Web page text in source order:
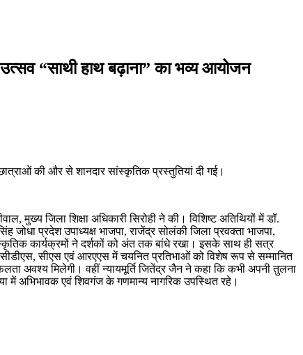
“साथी हाथ बढ़ाना” का भव्य आयोजन
की और से शानदार सांस्कृतिक प्रस्तुतियां दी गई।
मुख्य जिला शिक्षा अधिकारी सिरोही ने की। विशिष्ट अतिथियों में डॉ.
जोधा प्रदेश उपाध्यक्ष भाजपा, राजेंद्र सोलंकी जिला प्रवक्ता भाजपा,
कार्यक्रमों ने दर्शकों को अंत तक बांधे रखा। इसके साथ ही सत्र
सीडीएस, सीएस एवं आरएएस में चयनित प्रतिभाओं को विशेष रूप से सम्मानित
अवश्य मिलेगी। वहीं न्यायमूर्ति जितेंद्र जैन ने कहा कि कभी अपनी तुलना
में अभिभावक एवं शिवगंज के गणमान्य नागरिक उपस्थित रहे।